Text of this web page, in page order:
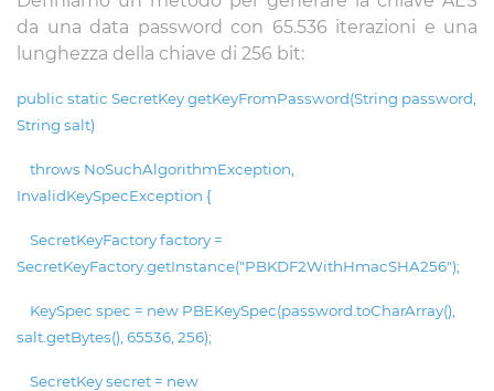
da una data password con 65.536 iterazioni e una
lunghezza della chiave di 256 bit:
public static SecretKey getKeyFromPassword(String password,
String salt)
throws NoSuchAlgorithmException,
InvalidKeySpecException {
SecretKeyFactory factory =
SecretKeyFactory.getInstance("PBKDF2WithHmacSHA256");
KeySpec spec = new PBEKeySpec(password.toCharArray(),
salt.getBytes(), 65536, 256);
SecretKey secret = new